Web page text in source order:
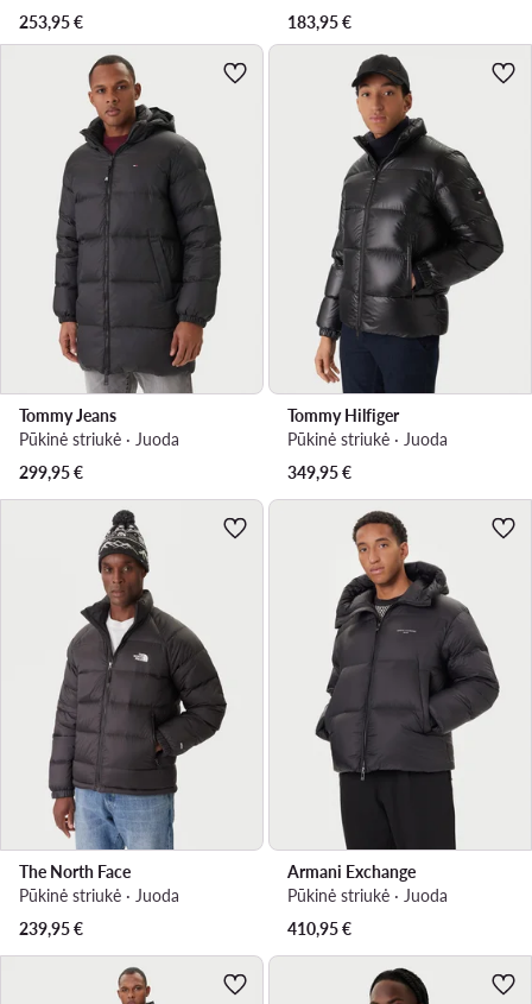
253,95€
183,95€
Tommy Jeans
Pūkinė striukė · Juoda
299,95€
Tommy Hilfiger
Pūkinė striukė · Juoda
349,95€
The North Face
Pūkinė striukė · Juoda
239,95€
Armani Exchange
Pūkinė striukė · Juoda
410,95€